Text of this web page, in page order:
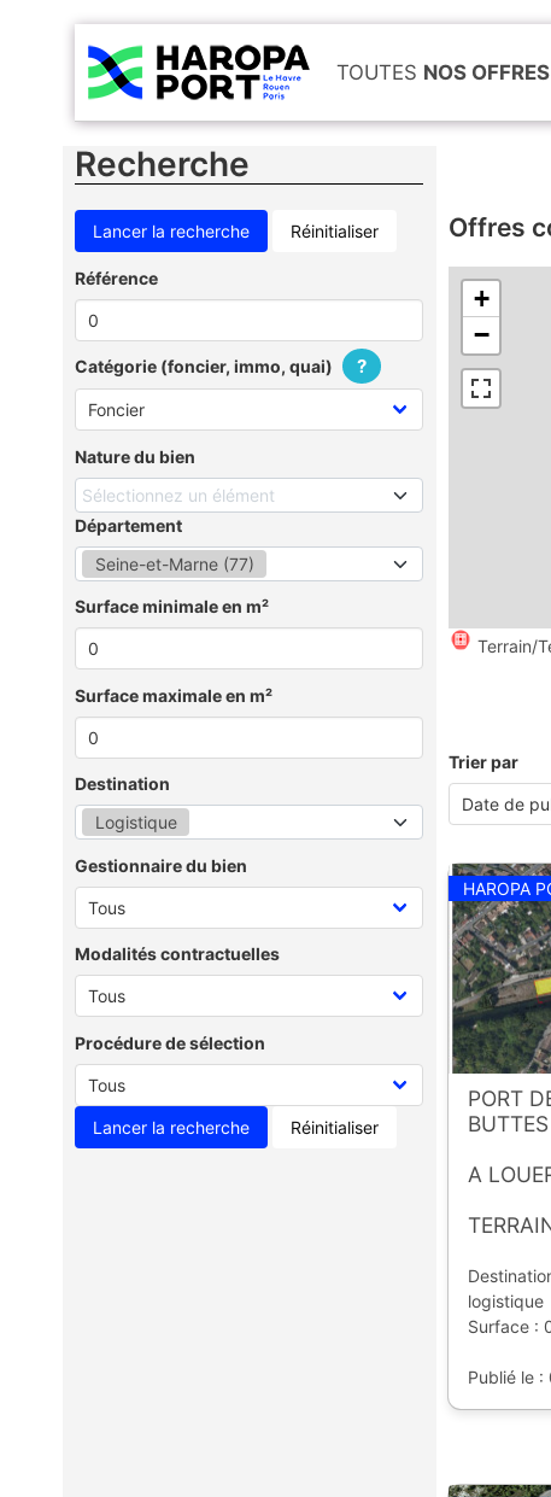
TOUTES NOS OFFRES
Recherche
Réinitialiser
Référence
Catégorie (foncier, immo, quai) ?
Nature du bien
Sélectionnez un élément
Département
Seine-et-Marne (77)
Surface minimale en m²
Surface maximale en m²
Destination
Logistique
Gestionnaire du bien
Modalités contractuelles
Procédure de sélection
Réinitialiser
Offres
+
−
Terrain/
Trier par
HAROPA
PORT
A
logistique
Surface :
Publié le